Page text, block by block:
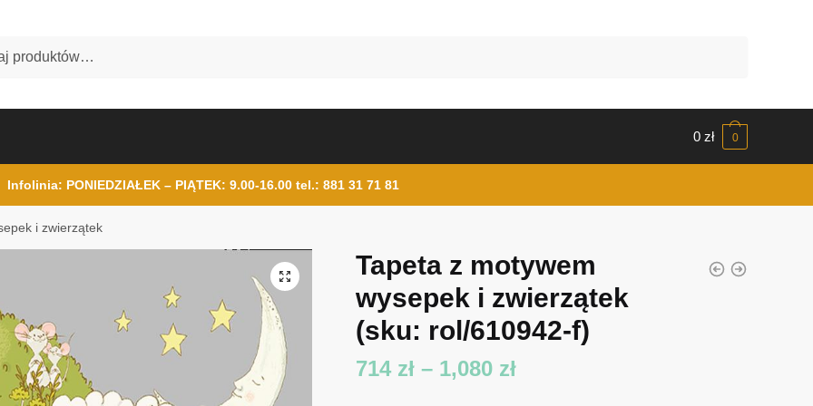
0 zł 0
Infolinia: PONIEDZIAŁEK – PIĄTEK: 9.00-16.00 tel.: 881 31 71 81
i zwierzątek
Tapeta z motywem
wysepek i zwierzątek
(sku: rol/610942-f)
714 zł – 1,080 złZakres